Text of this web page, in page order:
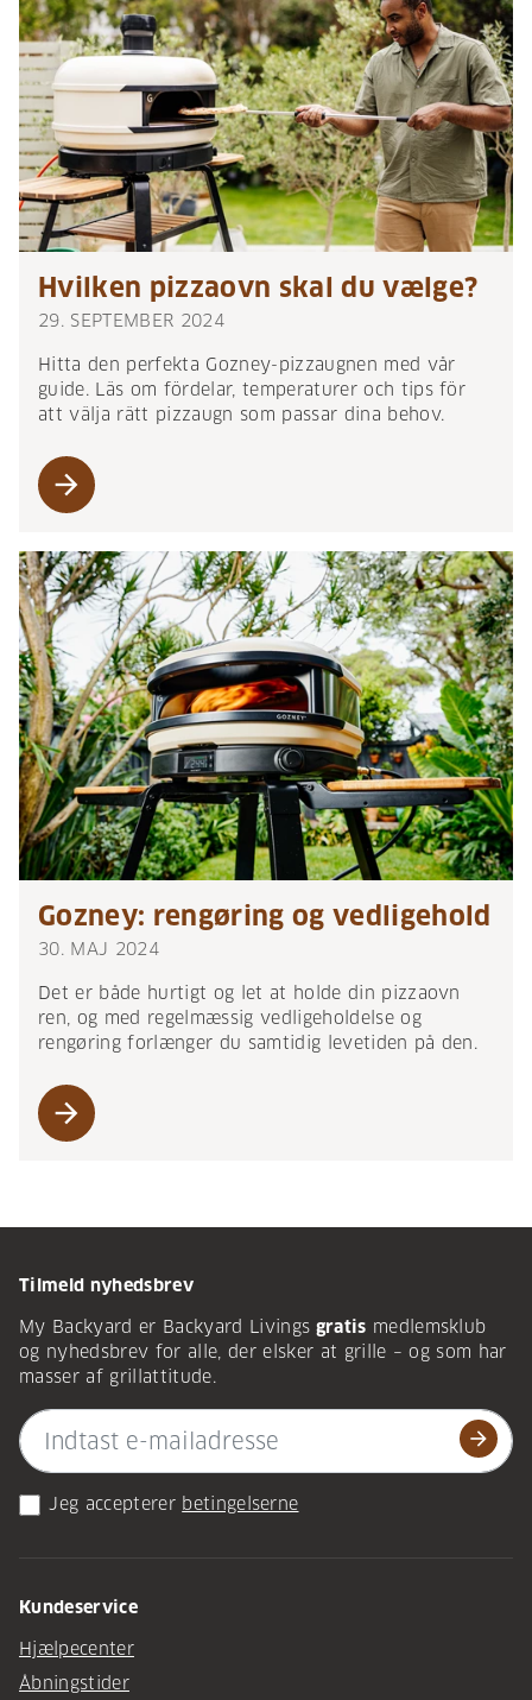
Hvilken pizzaovn skal du vælge?
29. SEPTEMBER 2024
Hitta den perfekta Gozney-pizzaugnen med vår
guide. Läs om fördelar, temperaturer och tips för
att välja rätt pizzaugn som passar dina behov.
arrow_forward
Gozney: rengøring og vedligehold
30. MAJ 2024
Det er både hurtigt og let at holde din pizzaovn
ren, og med regelmæssig vedligeholdelse og
rengøring forlænger du samtidig levetiden på den.
arrow_forward
Tilmeld nyhedsbrev
My Backyard er Backyard Livings gratis medlemsklub
og nyhedsbrev for alle, der elsker at grille – og som har
masser af grillattitude.
arrow_forward
Jeg accepterer betingelserne
Kundeservice
Hjælpecenter
Åbningstider